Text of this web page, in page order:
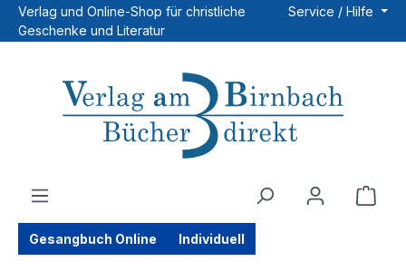
Zum Hauptinhalt springen
Verlag und Online-Shop für christliche
Geschenke und Literatur
Service / Hilfe
Gesangbuch Online Individuell